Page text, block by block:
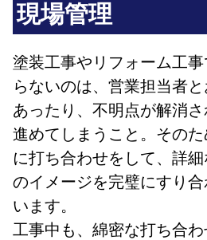
現場管理
塗装工事やリフォーム工
らないのは、営業担当者
あったり、不明点が解消
進めてしまうこと。その
に打ち合わせをして、詳
のイメージを完璧にすり
います。
工事中も、綿密な打ち合